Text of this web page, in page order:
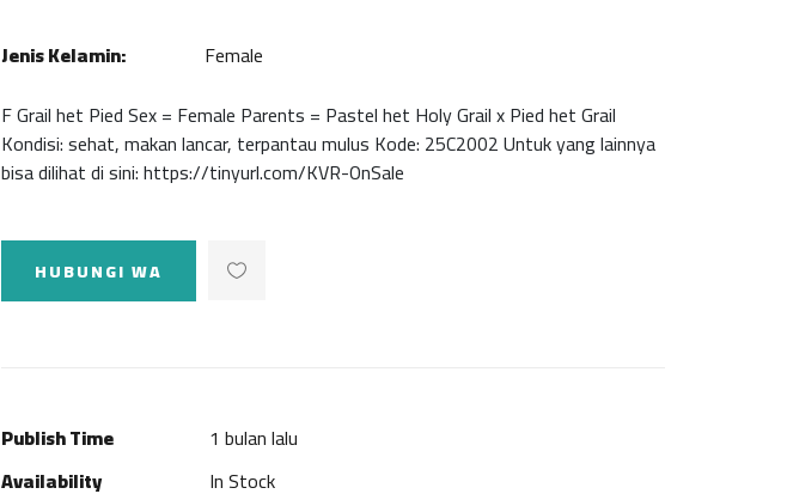
Jenis Kelamin:
Female
F Grail het Pied Sex = Female Parents = Pastel het Holy Grail x Pied het Grail
Kondisi: sehat, makan lancar, terpantau mulus Kode: 25C2002 Untuk yang lainnya
bisa dilihat di sini: https://tinyurl.com/KVR-OnSale
HUBUNGI WA
Publish Time
1 bulan lalu
Availability
In Stock